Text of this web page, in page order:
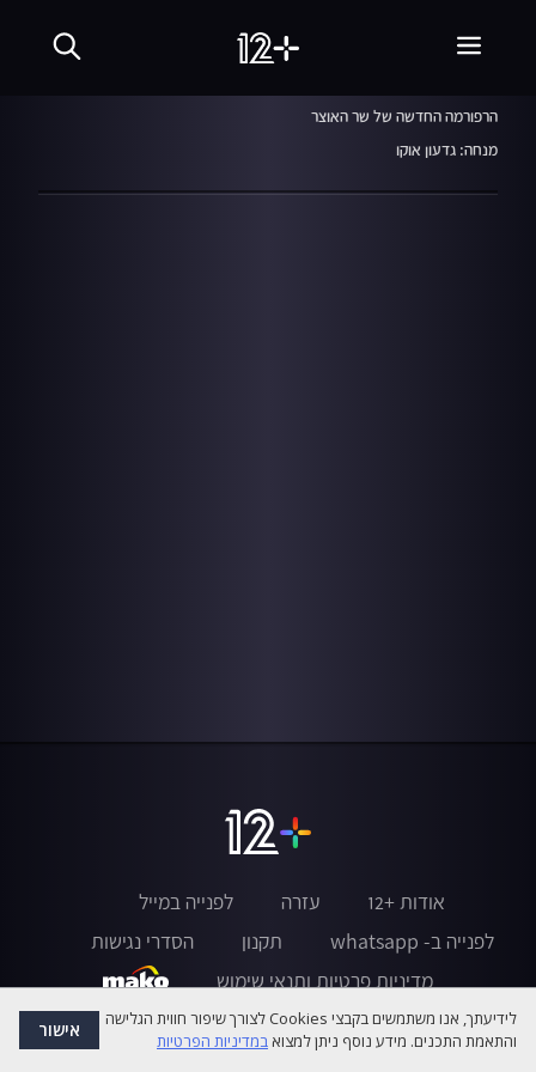
שבע עם קרן מרציאנו
הרפורמה החדשה של שר האוצר
מנחה: גדעון אוקו
אודות +12 עזרה
לפנייה במייל
לפנייה ב- whatsapp
תקנון
הסדרי נגישות
מדיניות פרטיות ותנאי שימוש
לידיעתך, אנו משתמשים בקבצי Cookies לצורך שיפור חווית הגלישה
והתאמת התכנים. מידע נוסף ניתן למצואבמדיניות הפרטיות אישור